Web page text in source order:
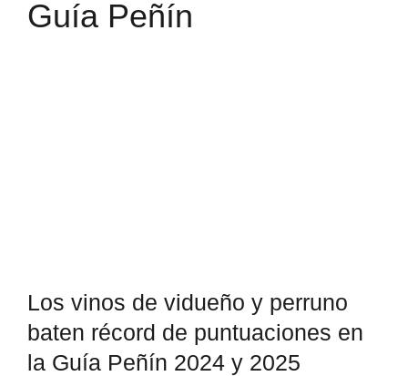
Guía Peñín
Los vinos de vidueño y perruno
baten récord de puntuaciones en
la Guía Peñín 2024 y 2025